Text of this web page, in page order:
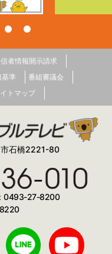
者情報開示請求
基準
番組審議会
トマップ
石橋2221-80
0493-27-8200